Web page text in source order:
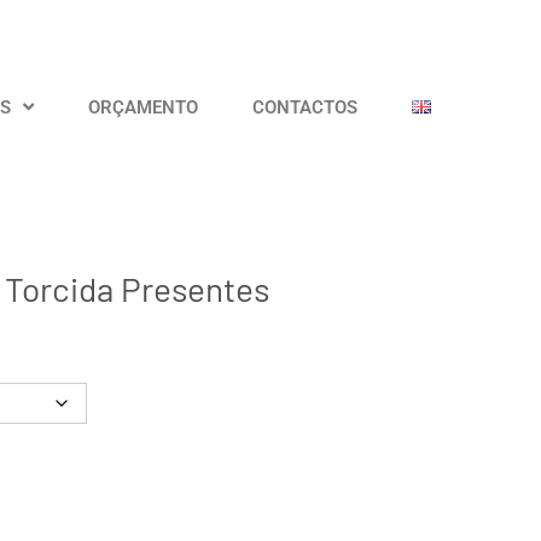
ORÇAMENTO CONTACTOS
Presentes